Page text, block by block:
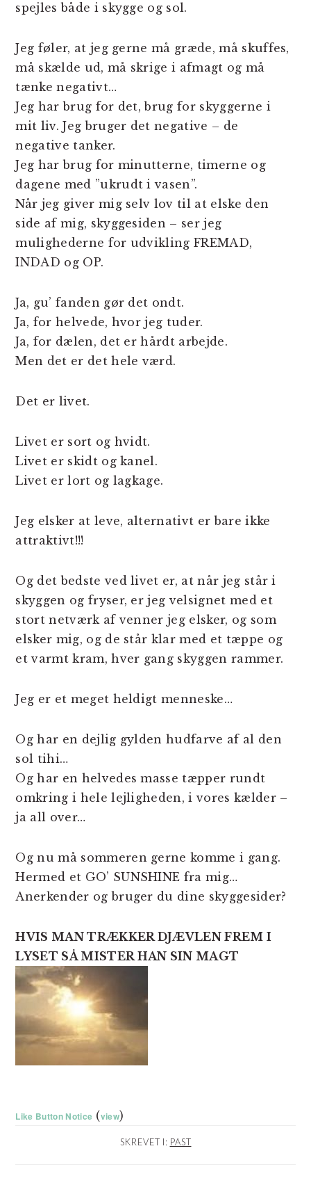
spejles både i skygge og sol.
Jeg føler, at jeg gerne må græde, må skuffes,
må skælde ud, må skrige i afmagt og må
tænke negativt…
Jeg har brug for det, brug for skyggerne i
mit liv. Jeg bruger det negative – de
negative tanker.
Jeg har brug for minutterne, timerne og
dagene med ”ukrudt i vasen”.
Når jeg giver mig selv lov til at elske den
side af mig, skyggesiden – ser jeg
mulighederne for udvikling FREMAD,
INDAD og OP.
Ja, gu’ fanden gør det ondt.
Ja, for helvede, hvor jeg tuder.
Ja, for dælen, det er hårdt arbejde.
Men det er det hele værd.
Det er livet.
Livet er sort og hvidt.
Livet er skidt og kanel.
Livet er lort og lagkage.
Jeg elsker at leve, alternativt er bare ikke
attraktivt!!!
Og det bedste ved livet er, at når jeg står i
skyggen og fryser, er jeg velsignet med et
stort netværk af venner jeg elsker, og som
elsker mig, og de står klar med et tæppe og
et varmt kram, hver gang skyggen rammer.
Jeg er et meget heldigt menneske…
Og har en dejlig gylden hudfarve af al den
sol tihi…
Og har en helvedes masse tæpper rundt
omkring i hele lejligheden, i vores kælder –
ja all over…
Og nu må sommeren gerne komme i gang.
Hermed et GO’ SUNSHINE fra mig…
Anerkender og bruger du dine skyggesider?
HVIS MAN TRÆKKER DJÆVLEN FREM I
LYSET SÅ MISTER HAN SIN MAGT
Like Button Notice (view)
SKREVET I: PAST